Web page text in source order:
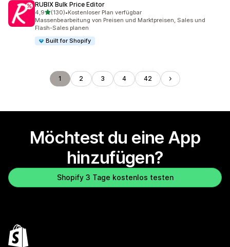
RUBIX Bulk Price Editor
4,9von 5 Sternen
(130)
130 Rezensionen insgesamt
•Kostenloser Plan verfügbar
Massenbearbeitung von Preisen und Marktpreisen, Sales und
Flash-Sales planen
Built for Shopify
1 2 3 4 42
Möchtest du eine App
hinzufügen?
Shopify 3 Tage kostenlos testen